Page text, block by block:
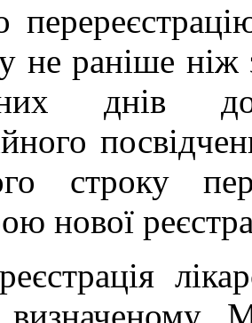
не раніше ніж
днів
строку
нової